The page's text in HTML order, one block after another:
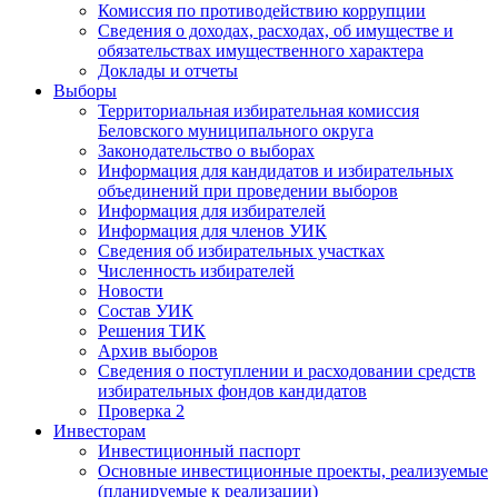
Комиссия по противодействию коррупции
Сведения о доходах, расходах, об имуществе и
обязательствах имущественного характера
Доклады и отчеты
Выборы
Территориальная избирательная комиссия
Беловского муниципального округа
Законодательство о выборах
Информация для кандидатов и избирательных
объединений при проведении выборов
Информация для избирателей
Информация для членов УИК
Сведения об избирательных участках
Численность избирателей
Новости
Состав УИК
Решения ТИК
Архив выборов
Сведения о поступлении и расходовании средств
избирательных фондов кандидатов
Проверка 2
Инвесторам
Инвестиционный паспорт
Основные инвестиционные проекты, реализуемые
(планируемые к реализации)